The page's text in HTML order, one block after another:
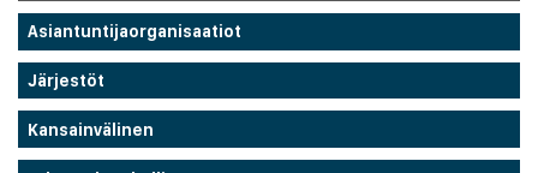
Asiantuntijaorganisaatiot
Järjestöt
Kansainvälinen